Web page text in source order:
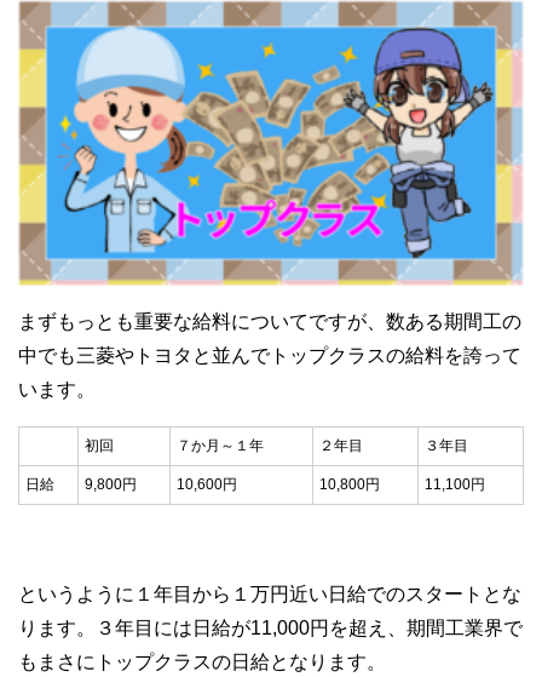
まずもっとも重要な給料についてですが、数ある期間工の
中でも三菱やトヨタと並んでトップクラスの給料を誇って
います。
初回 ７か月～１年 ２年目 ３年目
日給 9,800円 10,600円 10,800円 11,100円
というように１年目から１万円近い日給でのスタートとな
ります。３年目には日給が11,000円を超え、期間工業界で
もまさにトップクラスの日給となります。